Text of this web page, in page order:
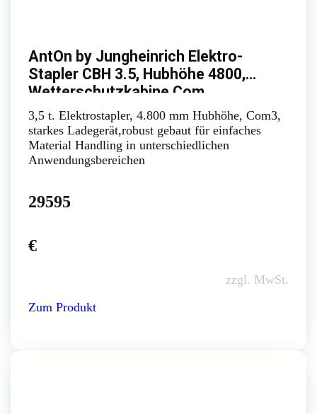
AntOn by Jungheinrich Elektro-
Stapler CBH 3.5, Hubhöhe 4800,
Wetterschutzkabine Com
3,5 t. Elektrostapler, 4.800 mm Hubhöhe, Com3,
starkes Ladegerät,robust gebaut für einfaches
Material Handling in unterschiedlichen
Anwendungsbereichen
29595
€
zzgl. MwSt.
Zum Produkt